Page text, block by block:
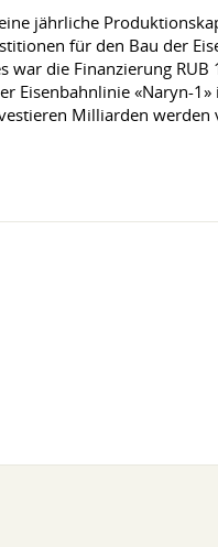
jährliche
für den Bau der
war die Finanzierung
Eisenbahnlinie «Naryn-
Milliarden